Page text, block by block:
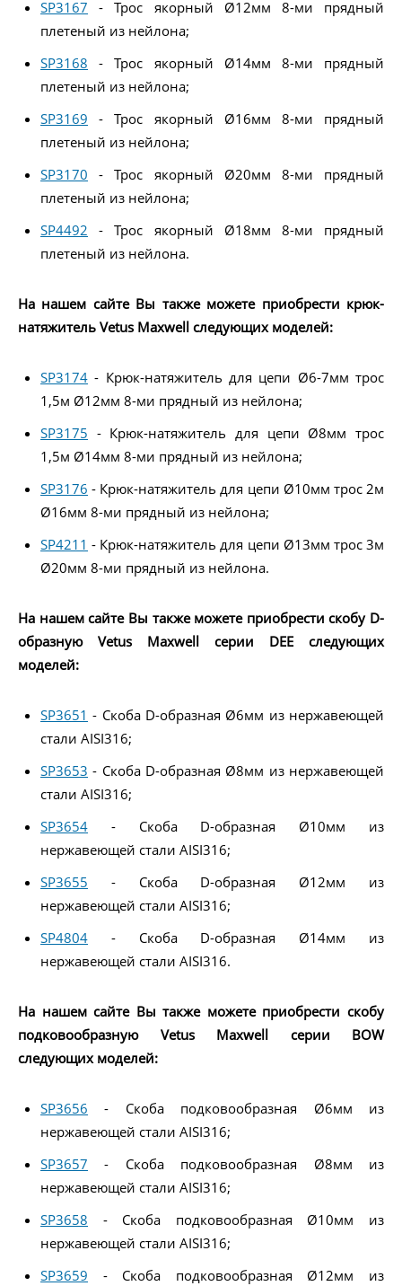
SP3167 - Трос якорный Ø12мм 8-ми прядный
плетеный из нейлона;
SP3168 - Трос якорный Ø14мм 8-ми прядный
плетеный из нейлона;
SP3169 - Трос якорный Ø16мм 8-ми прядный
плетеный из нейлона;
SP3170 - Трос якорный Ø20мм 8-ми прядный
плетеный из нейлона;
SP4492 - Трос якорный Ø18мм 8-ми прядный
плетеный из нейлона.
На нашем сайте Вы также можете приобрести крюк-
натяжитель Vetus Maxwell следующих моделей:
SP3174 - Крюк-натяжитель для цепи Ø6-7мм трос
1,5м Ø12мм 8-ми прядный из нейлона;
SP3175 - Крюк-натяжитель для цепи Ø8мм трос
1,5м Ø14мм 8-ми прядный из нейлона;
SP3176 - Крюк-натяжитель для цепи Ø10мм трос 2м
Ø16мм 8-ми прядный из нейлона;
SP4211 - Крюк-натяжитель для цепи Ø13мм трос 3м
Ø20мм 8-ми прядный из нейлона.
На нашем сайте Вы также можете приобрести скобу D-
образную Vetus Maxwell серии DEE следующих
моделей:
SP3651 - Скоба D-образная Ø6мм из нержавеющей
стали AISI316;
SP3653 - Скоба D-образная Ø8мм из нержавеющей
стали AISI316;
SP3654 - Скоба D-образная Ø10мм из
нержавеющей стали AISI316;
SP3655 - Скоба D-образная Ø12мм из
нержавеющей стали AISI316;
SP4804 - Скоба D-образная Ø14мм из
нержавеющей стали AISI316.
На нашем сайте Вы также можете приобрести скобу
подковообразную Vetus Maxwell серии BOW
следующих моделей:
SP3656 - Скоба подковообразная Ø6мм из
нержавеющей стали AISI316;
SP3657 - Скоба подковообразная Ø8мм из
нержавеющей стали AISI316;
SP3658 - Скоба подковообразная Ø10мм из
нержавеющей стали AISI316;
SP3659 - Скоба подковообразная Ø12мм из